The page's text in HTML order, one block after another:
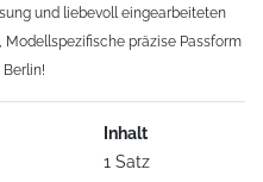
und liebevoll eingearbeiteten
präzise Passform
Inhalt
1 Satz